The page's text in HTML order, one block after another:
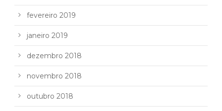
fevereiro 2019
janeiro 2019
dezembro 2018
novembro 2018
outubro 2018